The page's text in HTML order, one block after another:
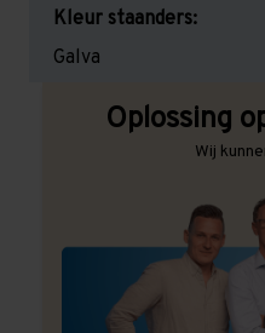
Kleur staanders:
Galva
Oplossing
Wij